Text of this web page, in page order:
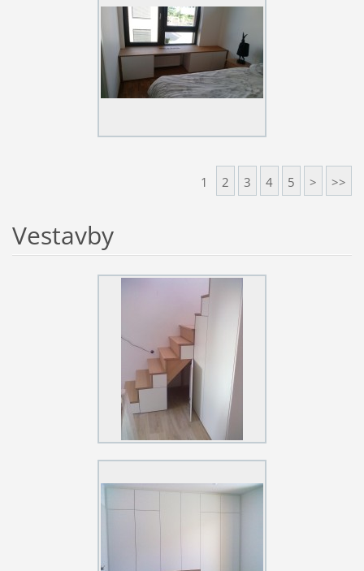
1 2 3 4 5 > >>
Vestavby